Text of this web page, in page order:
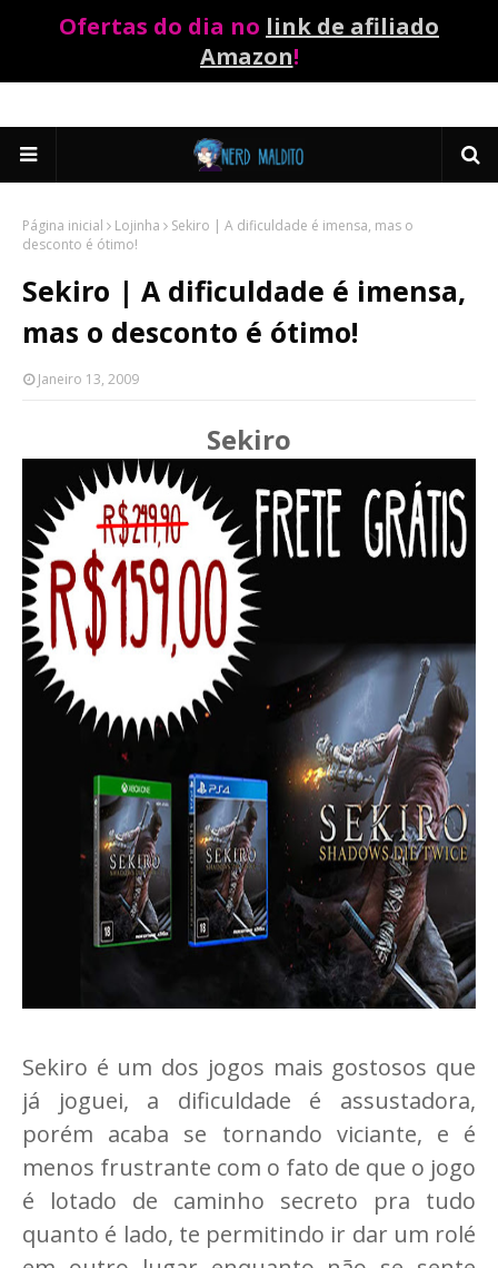
Ofertas do dia no link de afiliado
Amazon!
Página inicial Lojinha
Sekiro | A dificuldade é imensa, mas o
desconto é ótimo!
Sekiro | A dificuldade é imensa,
mas o desconto é ótimo!
Janeiro 13, 2009
Sekiro
Sekiro é um dos jogos mais gostosos que
já joguei, a dificuldade é assustadora,
porém acaba se tornando viciante, e é
menos frustrante com o fato de que o jogo
é lotado de caminho secreto pra tudo
quanto é lado, te permitindo ir dar um rolé